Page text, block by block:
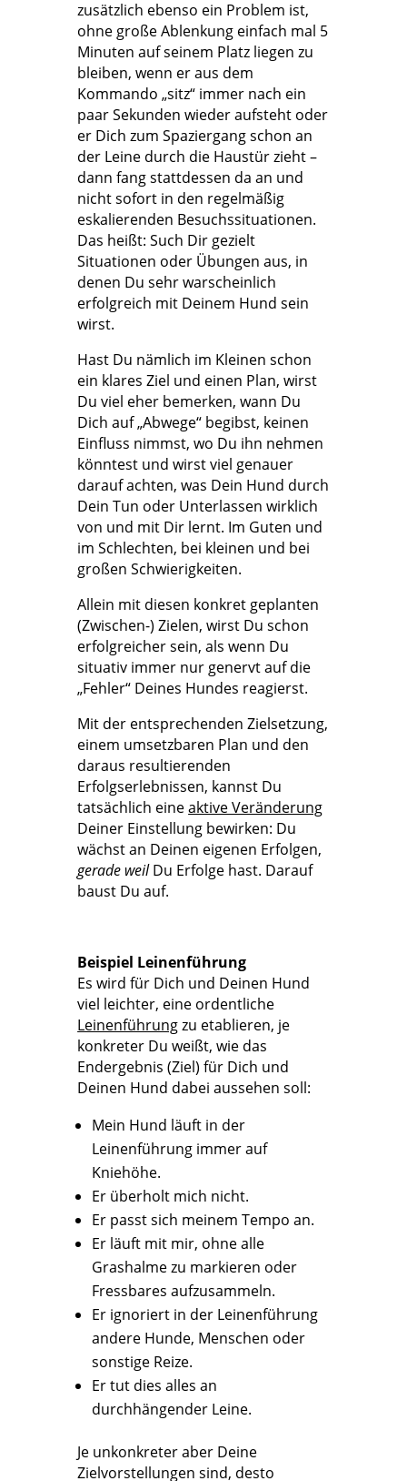
zusätzlich ebenso ein Problem ist,
ohne große Ablenkung einfach mal 5
Minuten auf seinem Platz liegen zu
bleiben, wenn er aus dem
Kommando „sitz“ immer nach ein
paar Sekunden wieder aufsteht oder
er Dich zum Spaziergang schon an
der Leine durch die Haustür zieht –
dann fang stattdessen da an und
nicht sofort in den regelmäßig
eskalierenden Besuchssituationen.
Das heißt: Such Dir gezielt
Situationen oder Übungen aus, in
denen Du sehr warscheinlich
erfolgreich mit Deinem Hund sein
wirst.
Hast Du nämlich im Kleinen schon
ein klares Ziel und einen Plan, wirst
Du viel eher bemerken, wann Du
Dich auf „Abwege“ begibst, keinen
Einfluss nimmst, wo Du ihn nehmen
könntest und wirst viel genauer
darauf achten, was Dein Hund durch
Dein Tun oder Unterlassen wirklich
von und mit Dir lernt. Im Guten und
im Schlechten, bei kleinen und bei
großen Schwierigkeiten.
Allein mit diesen konkret geplanten
(Zwischen-) Zielen, wirst Du schon
erfolgreicher sein, als wenn Du
situativ immer nur genervt auf die
„Fehler“ Deines Hundes reagierst.
Mit der entsprechenden Zielsetzung,
einem umsetzbaren Plan und den
daraus resultierenden
Erfolgserlebnissen, kannst Du
tatsächlich eineaktive Veränderung
Deiner Einstellung bewirken: Du
wächst an Deinen eigenen Erfolgen,
gerade weilDu Erfolge hast. Darauf
baust Du auf.
Beispiel Leinenführung
Es wird für Dich und Deinen Hund
viel leichter, eine ordentliche
Leinenführungzu etablieren, je
konkreter Du weißt, wie das
Endergebnis (Ziel) für Dich und
Deinen Hund dabei aussehen soll:
Mein Hund läuft in der
Leinenführung immer auf
Kniehöhe.
Er überholt mich nicht.
Er passt sich meinem Tempo an.
Er läuft mit mir, ohne alle
Grashalme zu markieren oder
Fressbares aufzusammeln.
Er ignoriert in der Leinenführung
andere Hunde, Menschen oder
sonstige Reize.
Er tut dies alles an
durchhängender Leine.
Je unkonkreter aber Deine
Zielvorstellungen sind, desto